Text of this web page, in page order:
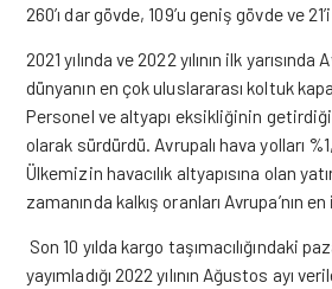
260’ı dar gövde, 109’u geniş gövde ve
2021 yılında ve 2022 yılının ilk
dünyanın en çok uluslararası koltuk
Personel ve altyapı eksikliğinin
olarak sürdürdü. Avrupalı hava yolları
Ülkemizin havacılık altyapısına olan
zamanında kalkış oranları Avrupa’nın
Son 10 yılda kargo taşımacılığındaki
yayımladığı 2022 yılının Ağustos ayı